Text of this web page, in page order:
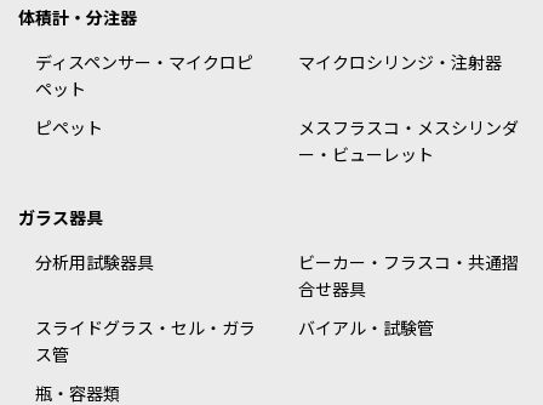
体積計・分注器
ディスペンサー・マイクロピ
ペット
マイクロシリンジ・注射器
ピペット
メスフラスコ・メスシリンダ
ー・ビューレット
ガラス器具
分析用試験器具
ビーカー・フラスコ・共通摺
合せ器具
スライドグラス・セル・ガラ
ス管
バイアル・試験管
瓶・容器類